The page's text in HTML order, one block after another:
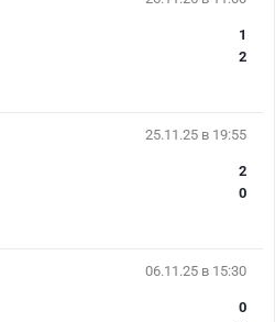
1
2
25.11.25 в 19:55
2
0
06.11.25 в 15:30
0